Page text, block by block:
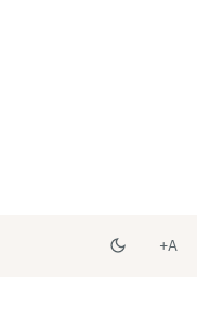
A+